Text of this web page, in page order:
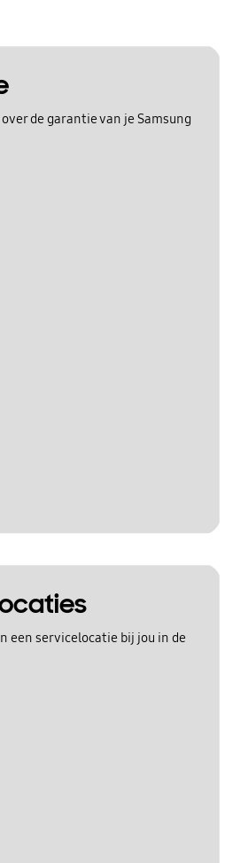
de garantie van je Samsung
een servicelocatie bij jou in de